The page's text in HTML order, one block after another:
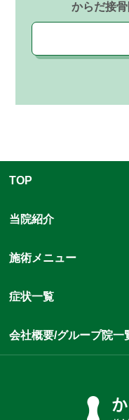
からだ接
TOP
当院紹介
施術メニュー
症状一覧
会社概要/グループ院一